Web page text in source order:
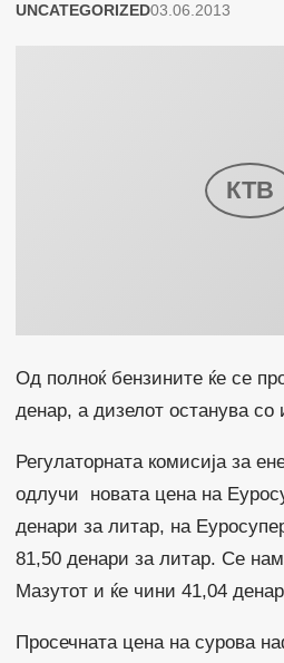
UNCATEGORIZED03.06.2013
Од полноќ бензините ќе се
денар, а дизелот останува со
Регулаторната комисија за
одлучи новата цена на
денари за литар, на
81,50 денари за литар. Се
Мазутот и ќе чини 41,04
Просечната цена на сурова